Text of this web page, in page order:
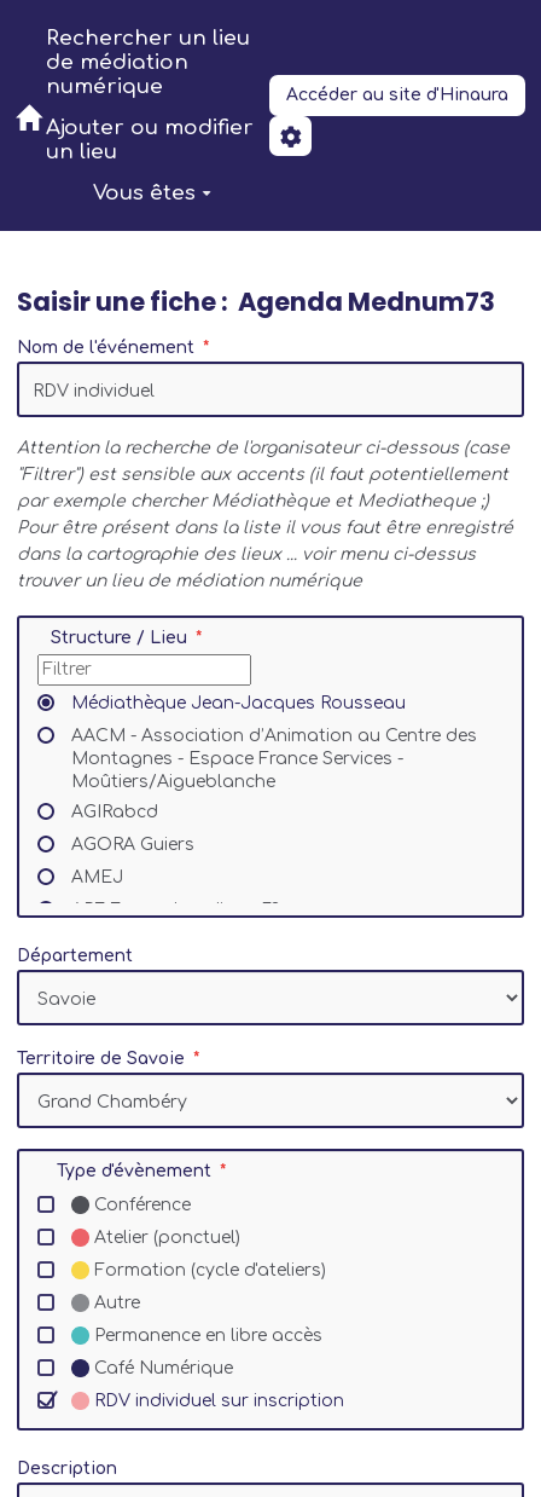
Aller au contenu principal
Rechercher un lieu
de médiation
numérique
Ajouter ou modifier
un lieu
Vous êtes
Accéder au site d'Hinaura
Saisir une fiche : Agenda Mednum73
Nom de l'événement
Attention la recherche de l'organisateur ci-dessous (case
"Filtrer") est sensible aux accents (il faut potentiellement
par exemple chercher Médiathèque et Mediatheque ;)
Pour être présent dans la liste il vous faut être enregistré
dans la cartographie des lieux ... voir menu ci-dessus
trouver un lieu de médiation numérique
Structure / Lieu
Médiathèque Jean-Jacques Rousseau
AACM - Association d’Animation au Centre des
Montagnes - Espace France Services -
Moûtiers/Aigueblanche
AGIRabcd
AGORA Guiers
AMEJ
Accorderie du bassin chambérien et aixois
Alpinux, le LUG de Savoie
Association Vie val d’Is
Association Vivre en Val d’Arly - MFS
Maison France Service
Association d’Education Populaire de Valloire
Bibliotheque Grignon
Bibliotheque des deux mondes
Bibliotheque municipale Agora
Bibliothèque Georges Brassens
Bibliothèque Gilly sur Isère
Bibliothèque L'Oiseau Lire
Bibliothèque Livio Benedetti
Département
Territoire de Savoie
Type d'évènement
Conférence
Atelier (ponctuel)
Formation (cycle d'ateliers)
Autre
Permanence en libre accès
Café Numérique
RDV individuel sur inscription
Description